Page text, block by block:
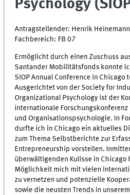
Psychology
Antragstellender: Henrik Heinemann
Fachbereich: FB 07
Ermöglicht durch einen Zuschuss
Santander Mobilitätsfonds konnte
SIOP Annual Conference in Chicago
Ausgerichtet von der Society for
Organizational Psychology ist der
internationale
und Organisationspsychologie. In
durfte ich in Chicago ein aktuelles
zum Thema Selbstberichte zur
Entrepreneurship vorstellen.
überwältigenden Kulisse in Chicago
Möglichkeit mich mit vielen
zu vernetzen und potenzielle
sowie die neusten Trends in